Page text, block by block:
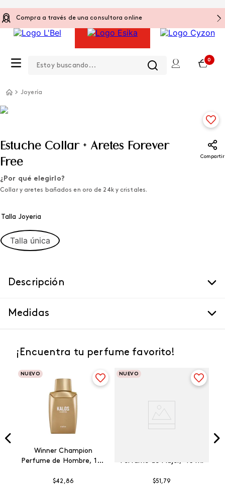
Compra a través de una consultora online
0
Joyería
Estuche Collar + Aretes Forever
Free
Compartir
¿Por qué elegirlo?
Collar y aretes bañados en oro de 24k y cristales.
Talla Joyeria
Talla única
Descripción
Medidas
¡Encuentra tu perfume favorito!
NUEVO
Winner Champion
Perfume de Hombre, 100
$42 ,86
NUEVO
Perfume de Mujer, 45 ml
$51 ,79